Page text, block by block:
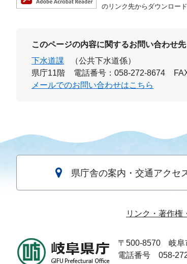
のリンク先からダウンロー
このページの内容に関するお問い合わせ先
下水道課
（公共下水道係）
県庁11階
電話番号：058-272-8674
メールでのお問い合わせはこちら
県庁舎の案内・交通アクセ
リンク・著作権
〒500-8570
岐阜
電話番号 058-